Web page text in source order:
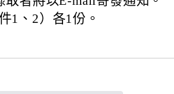
1、2）各1份。